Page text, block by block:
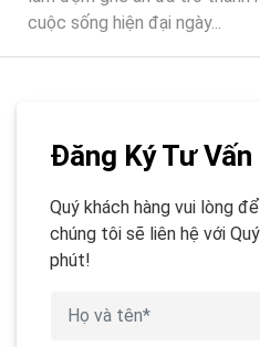
cuộc sống hiện đại ngày...
Đăng Ký Tư Vấn
Quý khách hàng vui lòng
chúng tôi sẽ liên hệ với
phút!